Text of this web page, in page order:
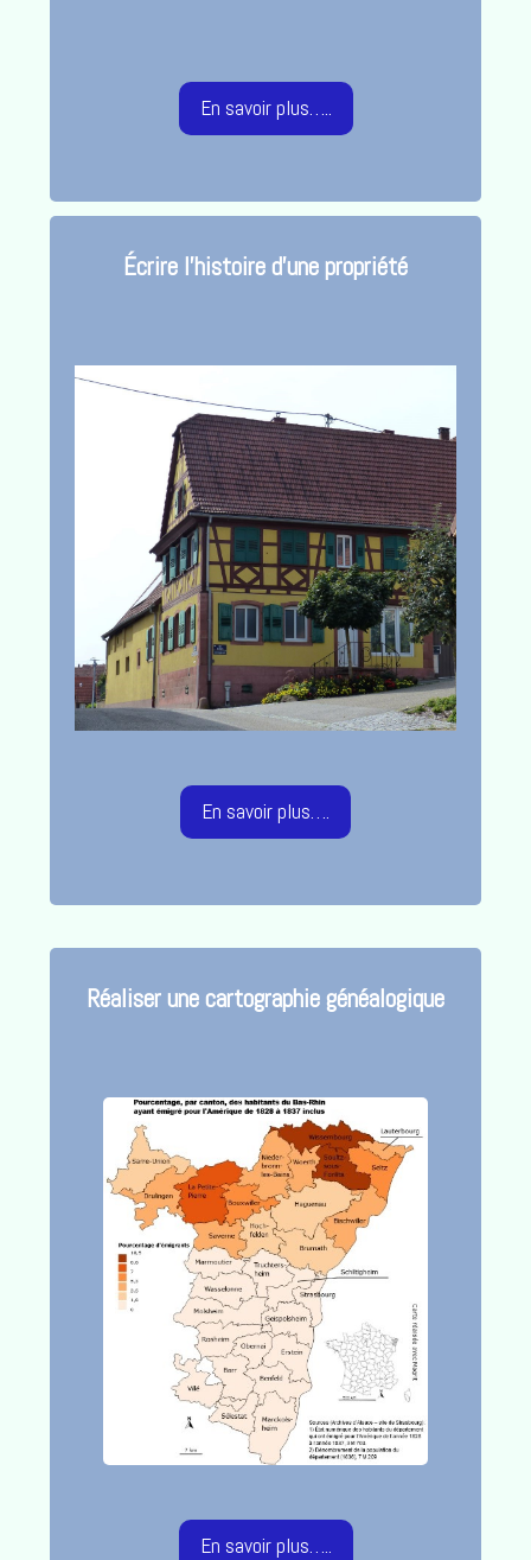
En savoir plus…..
Écrire l’histoire d’une propriété
En savoir plus….
Réaliser une cartographie généalogique
En savoir plus…..